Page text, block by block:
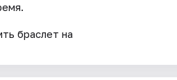
браслет на